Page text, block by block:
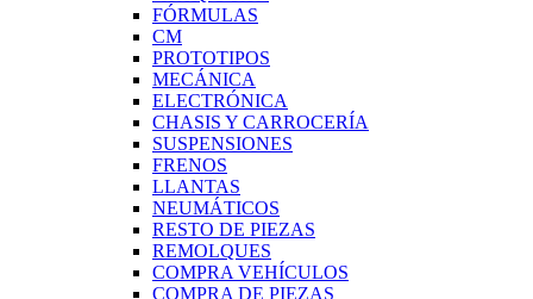
FÓRMULAS
CM
PROTOTIPOS
MECÁNICA
ELECTRÓNICA
CHASIS Y CARROCERÍA
SUSPENSIONES
FRENOS
LLANTAS
NEUMÁTICOS
RESTO DE PIEZAS
REMOLQUES
COMPRA VEHÍCULOS
COMPRA DE PIEZAS